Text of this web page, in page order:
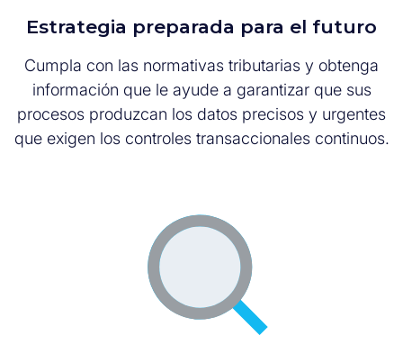
Estrategia preparada para el futuro
Cumpla con las normativas tributarias y obtenga
información que le ayude a garantizar que sus
procesos produzcan los datos precisos y urgentes
que exigen los controles transaccionales continuos.